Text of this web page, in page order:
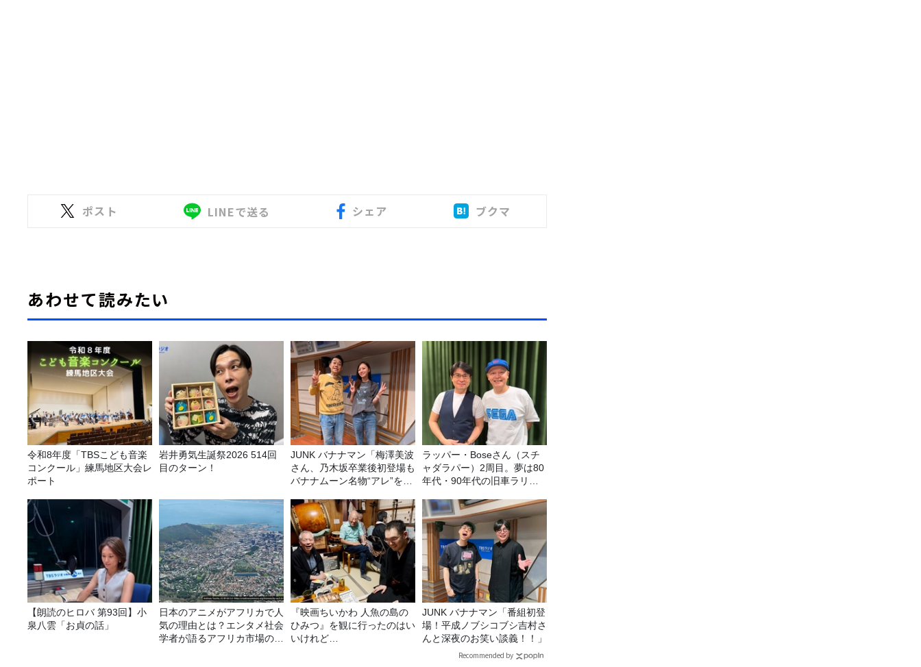
ポスト LINEで送る シェア ブクマ
あわせて読みたい
令和8年度「TBSこども音楽
コンクール」練馬地区大会レ
ポート
岩井勇気生誕祭2026 514回
目のターン！
JUNK バナナマン「梅澤美波
さん、乃木坂卒業後初登場も
バナナムーン名物“アレ”を喰
ラッパー・Boseさん（スチ
ャダラパー）2周目。夢は80
年代・90年代の旧車ラリ
【朗読のヒロバ 第93回】小
泉八雲「お貞の話」
日本のアニメがアフリカで人
気の理由とは？エンタメ社会
学者が語るアフリカ市場のリ
『映画ちいかわ 人魚の島の
ひみつ』を観に行ったのはい
いけれど…
JUNK バナナマン「番組初登
場！平成ノブシコブシ吉村さ
んと深夜のお笑い談義！！」
Recommended by